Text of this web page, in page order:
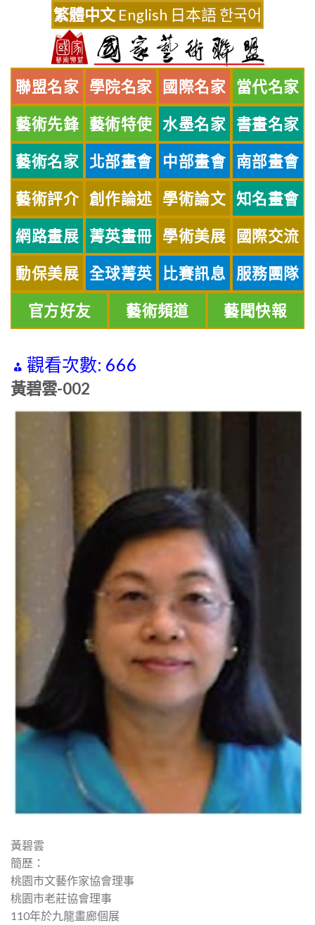
繁體中文 English 日本語한국어
聯盟名家 學院名家 國際名家 當代名家
藝術先鋒 藝術特使 水墨名家 書畫名家
藝術名家 北部畫會 中部畫會 南部畫會
藝術評介 創作論述 學術論文 知名畫會
網路畫展 菁英畫冊 學術美展 國際交流
動保美展 全球菁英 比賽訊息 服務團隊
官方好友 藝術頻道 藝聞快報
觀看次數: 666
黃碧雲-002
黃碧雲
簡歷：
桃園市文藝作家協會理事
桃園市老莊協會理事
110年於九龍畫廊個展